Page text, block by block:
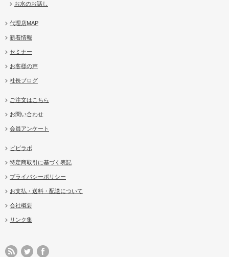
お水のお話し
代理店MAP
新着情報
セミナー
お客様の声
社長ブログ
ご注文はこちら
お問い合わせ
会員アンケート
ビビラボ
特定商取引に基づく表記
プライバシーポリシー
お支払・送料・配送について
会社概要
リンク集